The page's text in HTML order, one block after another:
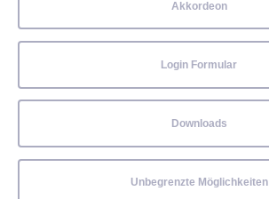
Akkordeon
Login Formular
Downloads
Unbegrenzte Möglichkeiten